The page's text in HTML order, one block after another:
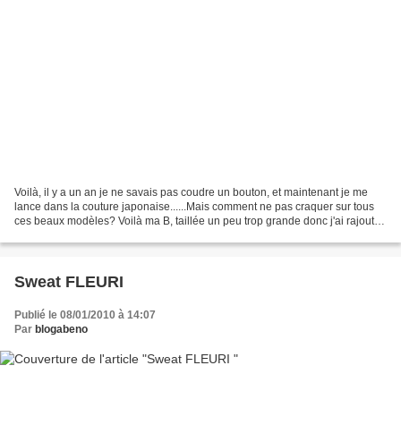
Voilà, il y a un an je ne savais pas coudre un bouton, et maintenant je me
lance dans la couture japonaise......Mais comment ne pas craquer sur tous
ces beaux modèles? Voilà ma B, taillée un peu trop grande donc j'ai rajouté
Sweat FLEURI
Publié le 08/01/2010 à 14:07
Par blogabeno